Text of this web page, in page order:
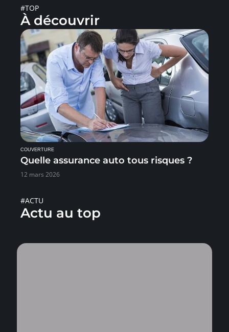
#TOP
À découvrir
COUVERTURE
Quelle assurance auto tous risques ?
12 mars 2026
#ACTU
Actu au top